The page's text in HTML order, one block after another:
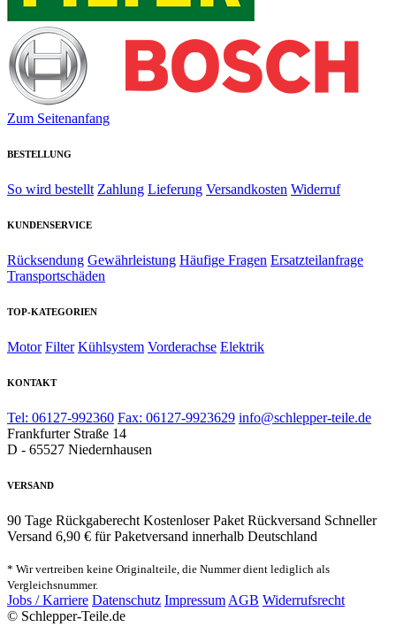
Zum Seitenanfang
BESTELLUNG
So wird bestellt Zahlung Lieferung Versandkosten Widerruf
KUNDENSERVICE
Rücksendung Gewährleistung Häufige Fragen Ersatzteilanfrage
Transportschäden
TOP-KATEGORIEN
Motor Filter Kühlsystem Vorderachse Elektrik
KONTAKT
Tel: 06127-992360 Fax: 06127-9923629 info@schlepper-teile.de
Frankfurter Straße 14
D - 65527 Niedernhausen
VERSAND
90 Tage Rückgaberecht Kostenloser Paket Rückversand Schneller
Versand 6,90 € für Paketversand innerhalb Deutschland
* Wir vertreiben keine Originalteile, die Nummer dient lediglich als
Vergleichsnummer.
Jobs / Karriere Datenschutz Impressum AGB Widerrufsrecht
© Schlepper-Teile.de